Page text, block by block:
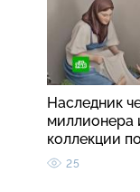
Наследник
миллионера
коллекции
25